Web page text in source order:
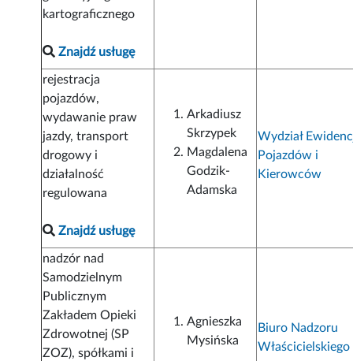
kartograficznego
Znajdź usługę
rejestracja
pojazdów,
wydawanie praw
jazdy, transport
drogowy i
działalność
regulowana
Znajdź usługę
Arkadiusz
Skrzypek
Magdalena
Godzik-
Adamska
Wydział
Pojazdów i
Kierowców
nadzór nad
Samodzielnym
Publicznym
Zakładem Opieki
Zdrowotnej (SP
ZOZ), spółkami i
Agnieszka
Mysińska
Biuro Nadzoru
Właścicielskiego